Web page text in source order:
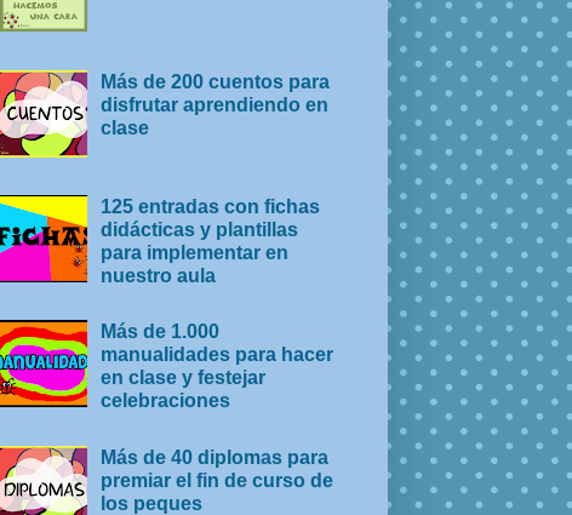
Más de 200 cuentos para
disfrutar aprendiendo en
clase
125 entradas con fichas
didácticas y plantillas
para implementar en
nuestro aula
Más de 1.000
manualidades para hacer
en clase y festejar
celebraciones
Más de 40 diplomas para
premiar el fin de curso de
los peques